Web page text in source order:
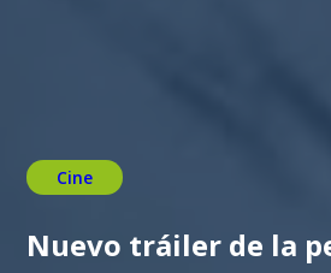
Cine
Nuevo tráiler de la